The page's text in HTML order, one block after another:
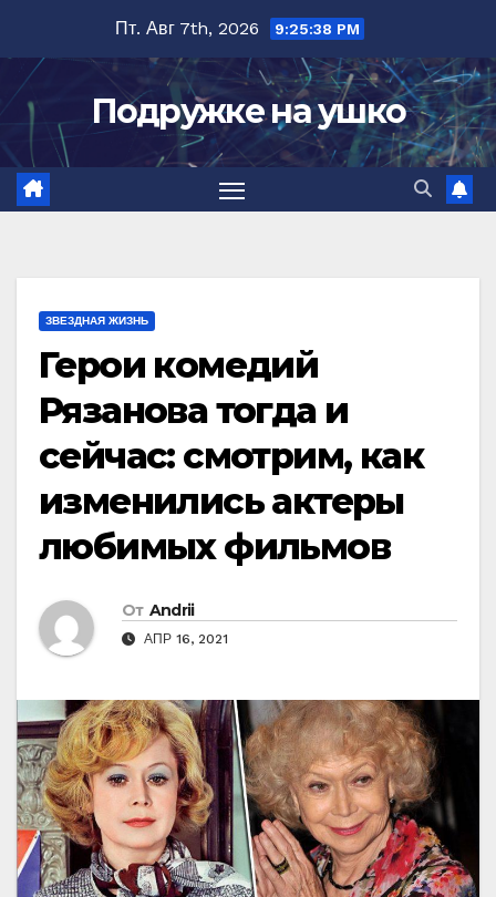
содержимому
Пт. Авг 7th, 2026 9:25:39 PM
Подружке на ушко
ЗВЕЗДНАЯ ЖИЗНЬ
Герои комедий
Рязанова тогда и
сейчас: смотрим, как
изменились актеры
любимых фильмов
От Andrii
АПР 16, 2021